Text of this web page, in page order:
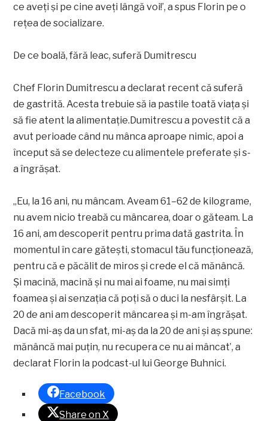
ce aveți ṣi pe cine aveți lângă voi!’, a spus Florin pe o
rețea de socializare.
De ce boală, fără leac, suferă Dumitrescu
Chef Florin Dumitrescu a declarat recent că suferă
de gastrită. Acesta trebuie să ia pastile toată viața și
să fie atent la alimentație.Dumitrescu a povestit că a
avut perioade când nu mânca aproape nimic, apoi a
început să se delecteze cu alimentele preferate și s-
a îngrășat.
„Eu, la 16 ani, nu mâncam. Aveam 61–62 de kilograme,
nu avem nicio treabă cu mâncarea, doar o găteam. La
16 ani, am descoperit pentru prima dată gastrita. În
momentul în care gătești, stomacul tău funcționează,
pentru că e păcălit de miros și crede el că mănâncă.
Și macină, macină și nu mai ai foame, nu mai simți
foamea și ai senzația că poți să o duci la nesfârșit. La
20 de ani am descoperit mâncarea și m-am îngrășat.
Dacă mi-aș da un sfat, mi-aș da la 20 de ani și aș spune:
mănâncă mai puțin, nu recupera ce nu ai mâncat’, a
declarat Florin la podcast-ul lui George Buhnici.
Facebook
Share on X